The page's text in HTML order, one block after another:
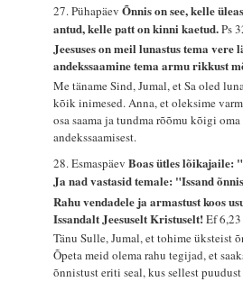
27. PühapäevÕnnis on see, kelle
antud, kelle patt on kinni kaetud.Ps
Jeesuses on meil lunastus tema vere
andekssaamine tema armu rikkust
Me täname Sind, Jumal, et Sa oled
kõik inimesed. Anna, et oleksime
osa saama ja tundma rõõmu kõigi
andekssaamisest.
28. EsmaspäevBoas ütles lõikajaile:
Ja nad vastasid temale: "Issand
Rahu vendadele ja armastust koos
Issandalt Jeesuselt Kristuselt!Ef 6,23
Tänu Sulle, Jumal, et tohime üksteist
Õpeta meid olema rahu tegijad, et
õnnistust eriti seal, kus sellest